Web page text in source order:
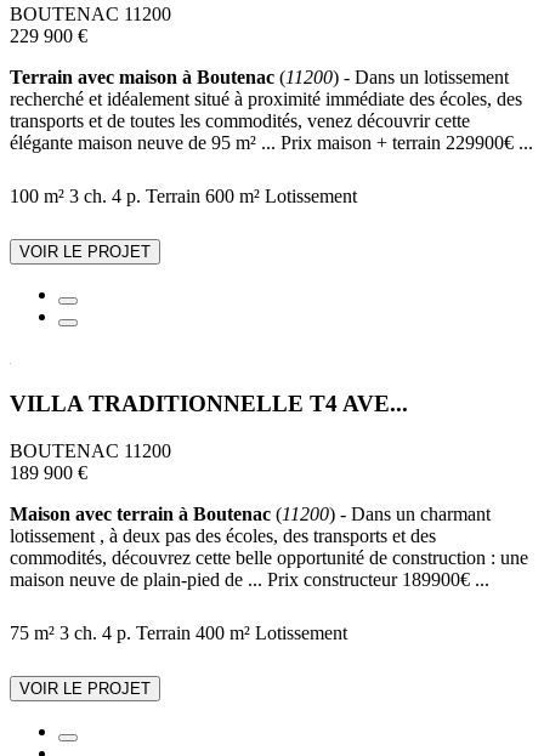
BOUTENAC 11200
229 900 €
Terrain avec maison à Boutenac (11200) - Dans un lotissement
recherché et idéalement situé à proximité immédiate des écoles, des
transports et de toutes les commodités, venez découvrir cette
élégante maison neuve de 95 m² ... Prix maison + terrain 229900€ ...
100 m² 3 ch. 4 p. Terrain 600 m² Lotissement
VOIR LE PROJET
VILLA TRADITIONNELLE T4 AVE...
BOUTENAC 11200
189 900 €
Maison avec terrain à Boutenac (11200) - Dans un charmant
lotissement , à deux pas des écoles, des transports et des
commodités, découvrez cette belle opportunité de construction : une
maison neuve de plain-pied de ... Prix constructeur 189900€ ...
75 m² 3 ch. 4 p. Terrain 400 m² Lotissement
VOIR LE PROJET